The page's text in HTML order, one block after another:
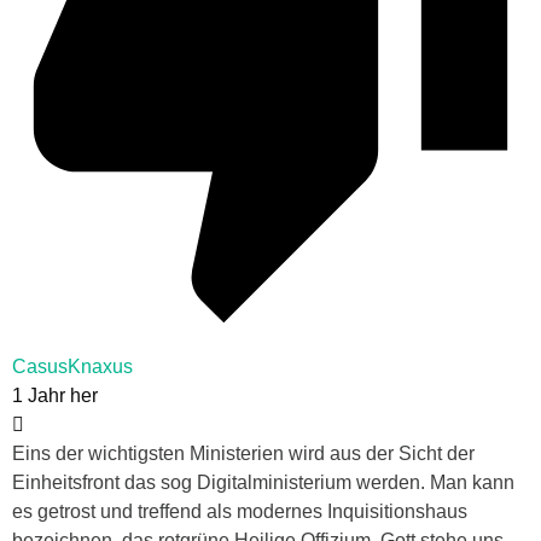
CasusKnaxus
1 Jahr her
Eins der wichtigsten Ministerien wird aus der Sicht der
Einheitsfront das sog Digitalministerium werden. Man kann
es getrost und treffend als modernes Inquisitionshaus